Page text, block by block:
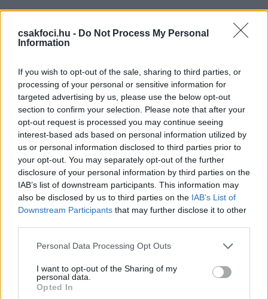
csakfoci.hu - Do Not Process My Personal
Information
If you wish to opt-out of the sale, sharing to third parties, or
processing of your personal or sensitive information for
targeted advertising by us, please use the below opt-out
section to confirm your selection. Please note that after your
opt-out request is processed you may continue seeing
interest-based ads based on personal information utilized by
us or personal information disclosed to third parties prior to
your opt-out. You may separately opt-out of the further
disclosure of your personal information by third parties on the
IAB’s list of downstream participants. This information may
also be disclosed by us to third parties on the IAB’s List of
Downstream Participants that may further disclose it to other
Please note that this website/app uses one or more Google
not limited to your visit or usage behaviour. You may click to
grant or deny consent to Google and its third-party tags to
use your data for below specified purposes in below Google
Personal Data Processing Opt Outs
I want to opt-out of the Sharing of my
personal data.
Opted In
A rutinos jobbhátvéd télen igazolt az ukrán
csapathoz, amelyben mindössze hat bajnokin lépett
pályára, összesen 326 perc erejéig. Vladoiu ezt
megelőzően kizárólag hazájában játszott,
megfordult az Universitatea Craiova, az
Snagov együtteseinél is. Az U. Craiovával Román
Kupát és Szuperkupát is nyert.